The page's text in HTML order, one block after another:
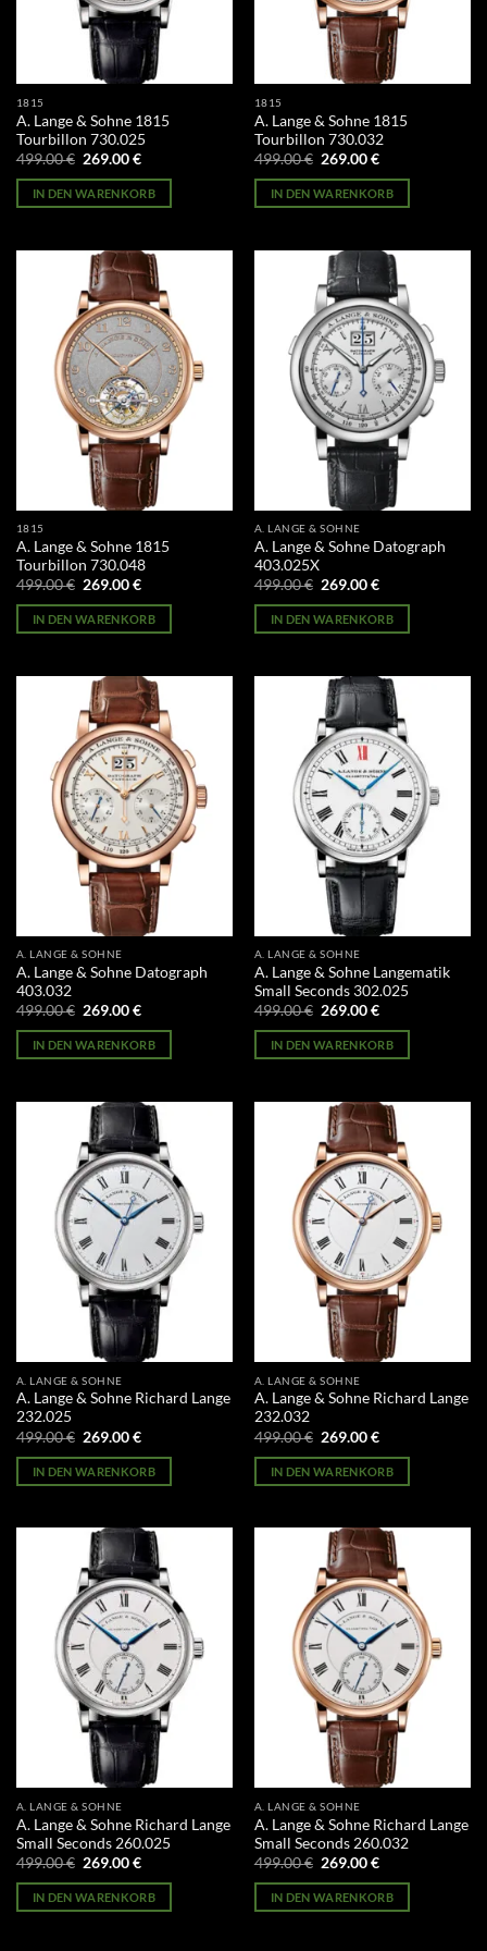
1815
A. Lange & Sohne 1815
Tourbillon 730.025
499.00€ Ursprünglicher
war:
499.00 €
269.00€Aktueller
ist:
269.00 €.
IN DEN WARENKORB
1815
A. Lange & Sohne 1815
Tourbillon 730.032
499.00€ Ursprünglicher
war:
499.00 €
269.00€Aktueller
ist:
269.00 €.
IN DEN WARENKORB
1815
A. Lange & Sohne 1815
Tourbillon 730.048
499.00€ Ursprünglicher
war:
499.00 €
269.00€Aktueller
ist:
269.00 €.
IN DEN WARENKORB
A. LANGE & SOHNE
A. Lange & Sohne Datograph
403.025X
499.00€ Ursprünglicher
war:
499.00 €
269.00€Aktueller
ist:
269.00 €.
IN DEN WARENKORB
A. LANGE & SOHNE
A. Lange & Sohne Datograph
403.032
499.00€ Ursprünglicher
war:
499.00 €
269.00€Aktueller
ist:
269.00 €.
IN DEN WARENKORB
A. LANGE & SOHNE
A. Lange & Sohne Langematik
Small Seconds 302.025
499.00€ Ursprünglicher
war:
499.00 €
269.00€Aktueller
ist:
269.00 €.
IN DEN WARENKORB
A. LANGE & SOHNE
A. Lange & Sohne Richard Lange
232.025
499.00€ Ursprünglicher
war:
499.00 €
269.00€Aktueller
ist:
269.00 €.
IN DEN WARENKORB
A. LANGE & SOHNE
A. Lange & Sohne Richard Lange
232.032
499.00€ Ursprünglicher
war:
499.00 €
269.00€Aktueller
ist:
269.00 €.
IN DEN WARENKORB
A. LANGE & SOHNE
A. Lange & Sohne Richard Lange
Small Seconds 260.025
499.00€ Ursprünglicher
war:
499.00 €
269.00€Aktueller
ist:
269.00 €.
IN DEN WARENKORB
A. LANGE & SOHNE
A. Lange & Sohne Richard Lange
Small Seconds 260.032
499.00€ Ursprünglicher
war:
499.00 €
269.00€Aktueller
ist:
269.00 €.
IN DEN WARENKORB